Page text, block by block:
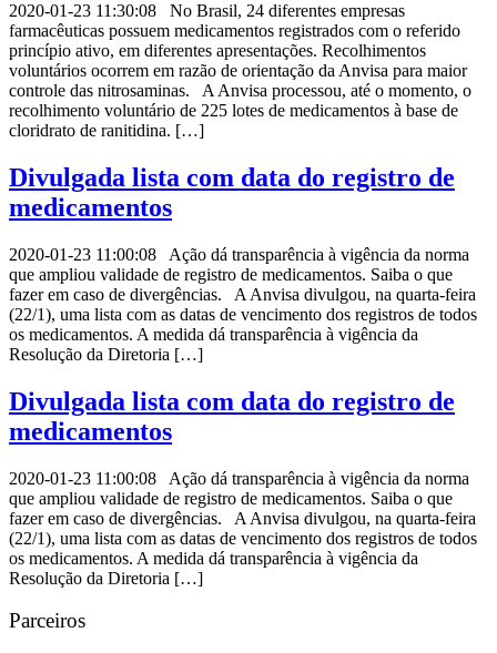
2020-01-23 11:30:08 No Brasil, 24 diferentes empresas
farmacêuticas possuem medicamentos registrados com o referido
princípio ativo, em diferentes apresentações. Recolhimentos
voluntários ocorrem em razão de orientação da Anvisa para maior
controle das nitrosaminas. A Anvisa processou, até o momento, o
recolhimento voluntário de 225 lotes de medicamentos à base de
cloridrato de ranitidina. […]
Divulgada lista com data do registro de
medicamentos
2020-01-23 11:00:08 Ação dá transparência à vigência da norma
que ampliou validade de registro de medicamentos. Saiba o que
fazer em caso de divergências. A Anvisa divulgou, na quarta-feira
(22/1), uma lista com as datas de vencimento dos registros de todos
os medicamentos. A medida dá transparência à vigência da
Resolução da Diretoria […]
Divulgada lista com data do registro de
medicamentos
2020-01-23 11:00:08 Ação dá transparência à vigência da norma
que ampliou validade de registro de medicamentos. Saiba o que
fazer em caso de divergências. A Anvisa divulgou, na quarta-feira
(22/1), uma lista com as datas de vencimento dos registros de todos
os medicamentos. A medida dá transparência à vigência da
Resolução da Diretoria […]
Parceiros